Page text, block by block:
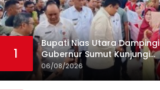
1
Bupati Nias Utara Dampingi
Gubernur Sumut Kunjungi
UPTD Puskesmas Lahewa
06/08/2026